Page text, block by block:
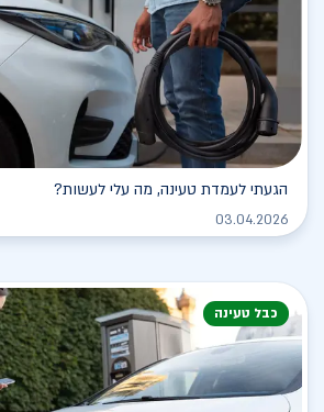
הגעתי לעמדת טעינה, מה עלי לעשות?
03.04.2026
כבל טעינה